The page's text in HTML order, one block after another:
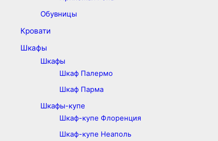
Обувницы
Кровати
Шкафы
Шкафы
Шкаф Палермо
Шкаф Парма
Шкафы-купе
Шкаф-купе Флоренция
Шкаф-купе Неаполь